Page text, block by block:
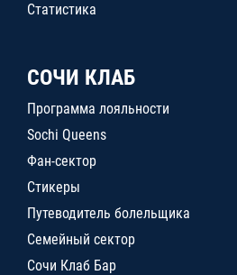
Статистика
СОЧИ КЛАБ
Программа лояльности
Sochi Queens
Фан-сектор
Стикеры
Путеводитель болельщика
Семейный сектор
Сочи Клаб Бар